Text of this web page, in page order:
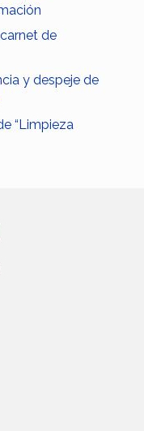
de
y despeje de
“Limpieza